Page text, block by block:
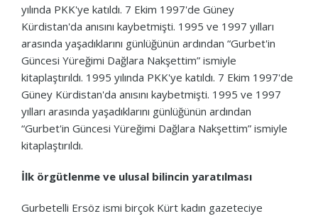
yılında PKK'ye katıldı. 7 Ekim 1997'de Güney
Kürdistan'da anısını kaybetmişti. 1995 ve 1997 yılları
arasında yaşadıklarını günlüğünün ardından “Gurbet'in
Güncesi Yüreğimi Dağlara Nakşettim” ismiyle
kitaplaştırıldı. 1995 yılında PKK'ye katıldı. 7 Ekim 1997'de
Güney Kürdistan'da anısını kaybetmişti. 1995 ve 1997
yılları arasında yaşadıklarını günlüğünün ardından
“Gurbet'in Güncesi Yüreğimi Dağlara Nakşettim” ismiyle
kitaplaştırıldı.
İlk örgütlenme ve ulusal bilincin yaratılması
Gurbetelli Ersöz ismi birçok Kürt kadın gazeteciye